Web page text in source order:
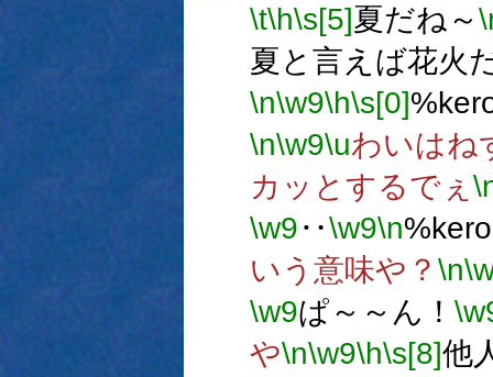
\t\h\s[5]夏だね～
夏と言えば花火
\n\w9\h\s[0]
\n\w9\uわいはね
カッとするでぇ
\w9‥\w9\n
いう意味や？ \n
\w9ぱ～～ん！
や\n\w9\h\s[8]他